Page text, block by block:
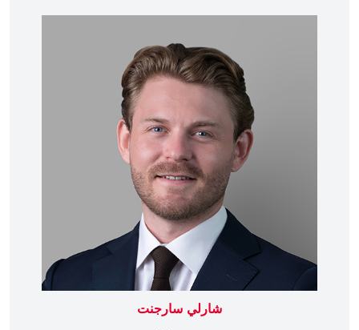
شارلي سارجنت